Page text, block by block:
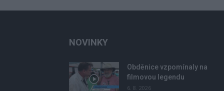
NOVINKY
Obděnice vzpomínaly na
filmovou legendu
6. 8. 2026